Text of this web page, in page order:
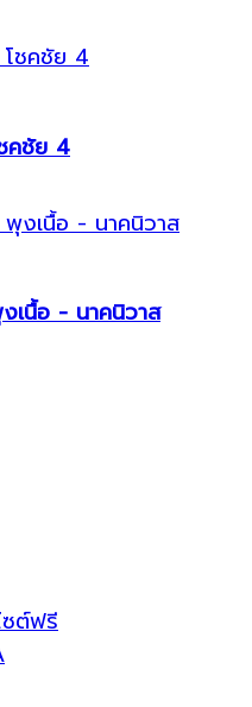
คชัย 4
เนื้อ - นาคนิวาส
ซต์ฟรี